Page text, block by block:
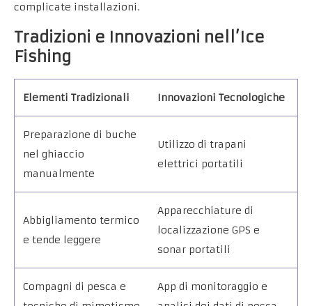
complicate installazioni.
Tradizioni e Innovazioni nell’Ice
Fishing
Elementi Tradizionali Innovazioni Tecnologiche
Preparazione di buche
nel ghiaccio
manualmente
Utilizzo di trapani
elettrici portatili
Abbigliamento termico
e tende leggere
Apparecchiature di
localizzazione GPS e
sonar portatili
Compagni di pesca e
App di monitoraggio e